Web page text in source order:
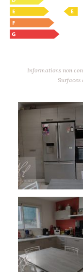
Informations non
Surfaces